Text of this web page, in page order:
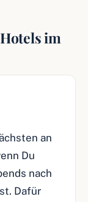
im
an
Du
nach
Dafür